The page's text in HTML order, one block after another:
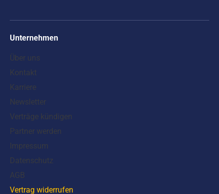
Unternehmen
Über uns
Kontakt
Karriere
Newsletter
Verträge kündigen
Partner werden
Impressum
Datenschutz
AGB
Vertrag widerrufen